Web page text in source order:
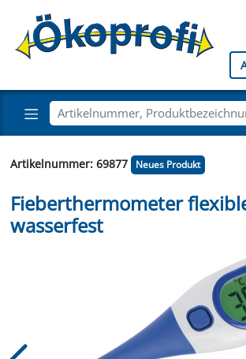
Artikelnummer: 69877 Neues Produkt
Fieberthermometer
wasserfest